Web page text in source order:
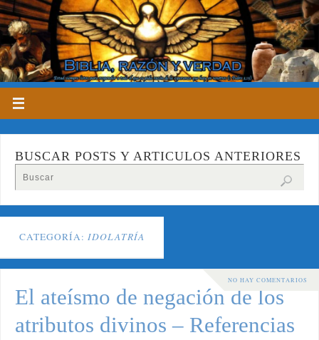
BUSCAR POSTS Y ARTICULOS ANTERIORES
CATEGORÍA: IDOLATRÍA
NO HAY COMENTARIOS
El ateísmo de negación de los
atributos divinos – Referencias